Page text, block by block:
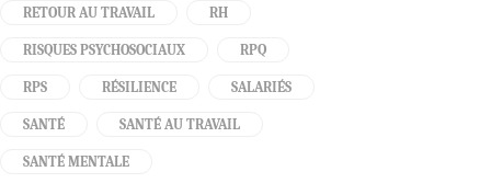
RETOUR AU TRAVAIL RH
RISQUES PSYCHOSOCIAUX RPQ
RPS RÉSILIENCE SALARIÉS
SANTÉ SANTÉ AU TRAVAIL
SANTÉ MENTALE